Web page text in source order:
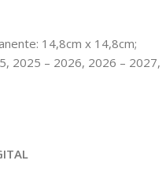
14,8cm x 14,8cm;
2025 – 2026, 2026 – 2027,